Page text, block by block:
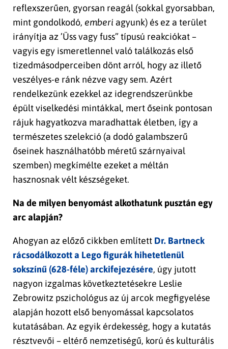
reflexszerűen, gyorsan reagál (sokkal gyorsabban,
mint gondolkodó, emberi agyunk) és ez a terület
irányítja az ’Üss vagy fuss” típusú reakciókat –
vagyis egy ismeretlennel való találkozás első
tizedmásodperceiben dönt arról, hogy az illető
veszélyes-e ránk nézve vagy sem. Azért
rendelkezünk ezekkel az idegrendszerünkbe
épült viselkedési mintákkal, mert őseink pontosan
rájuk hagyatkozva maradhattak életben, így a
természetes szelekció (a dodó galambszerű
őseinek használhatóbb méretű szárnyaival
szemben) megkímélte ezeket a méltán
hasznosnak vélt készségeket.
Na de milyen benyomást alkothatunk pusztán egy
arc alapján?
Ahogyan az előző cikkben említett Dr. Bartneck
rácsodálkozott a Lego figurák hihetetlenül
sokszínű (628-féle) arckifejezésére, úgy jutott
nagyon izgalmas következtetésekre Leslie
Zebrowitz pszichológus az új arcok megfigyelése
alapján hozott első benyomással kapcsolatos
kutatásában. Az egyik érdekesség, hogy a kutatás
résztvevői – eltérő nemzetiségű, korú és kulturális